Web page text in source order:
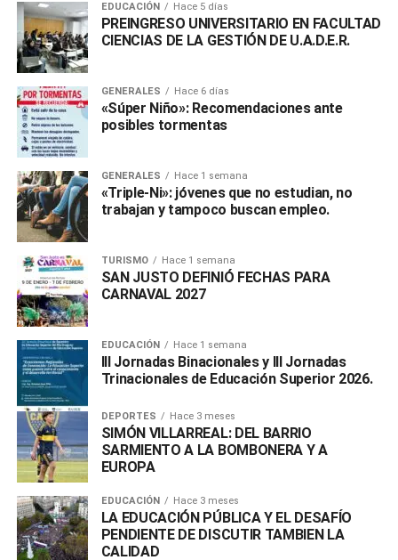
EDUCACIÓN Hace 5 días
PREINGRESO UNIVERSITARIO EN FACULTAD
CIENCIAS DE LA GESTIÓN DE U.A.D.E.R.
GENERALES Hace 6 días
«Súper Niño»: Recomendaciones ante
posibles tormentas
GENERALES Hace 1 semana
«Triple-Ni»: jóvenes que no estudian, no
trabajan y tampoco buscan empleo.
TURISMO Hace 1 semana
SAN JUSTO DEFINIÓ FECHAS PARA
CARNAVAL 2027
EDUCACIÓN Hace 1 semana
III Jornadas Binacionales y III Jornadas
Trinacionales de Educación Superior 2026.
DEPORTES Hace 3 meses
SIMÓN VILLARREAL: DEL BARRIO
SARMIENTO A LA BOMBONERA Y A
EUROPA
EDUCACIÓN Hace 3 meses
LA EDUCACIÓN PÚBLICA Y EL DESAFÍO
PENDIENTE DE DISCUTIR TAMBIEN LA
CALIDAD